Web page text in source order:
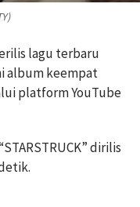
lagu terbaru
album keempat
platform YouTube
dirilis